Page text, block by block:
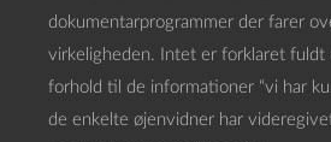
dokumentarprogrammer der farer
virkeligheden. Intet er forklaret fuldt
forhold til de informationer “vi har
de enkelte øjenvidner har